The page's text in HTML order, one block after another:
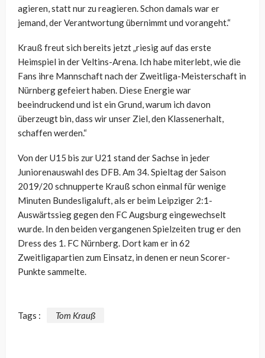
agieren, statt nur zu reagieren. Schon damals war er
jemand, der Verantwortung übernimmt und vorangeht.“
Krauß freut sich bereits jetzt „riesig auf das erste
Heimspiel in der Veltins-Arena. Ich habe miterlebt, wie die
Fans ihre Mannschaft nach der Zweitliga-Meisterschaft in
Nürnberg gefeiert haben. Diese Energie war
beeindruckend und ist ein Grund, warum ich davon
überzeugt bin, dass wir unser Ziel, den Klassenerhalt,
schaffen werden.“
Von der U15 bis zur U21 stand der Sachse in jeder
Juniorenauswahl des DFB. Am 34. Spieltag der Saison
2019/20 schnupperte Krauß schon einmal für wenige
Minuten Bundesligaluft, als er beim Leipziger 2:1-
Auswärtssieg gegen den FC Augsburg eingewechselt
wurde. In den beiden vergangenen Spielzeiten trug er den
Dress des 1. FC Nürnberg. Dort kam er in 62
Zweitligapartien zum Einsatz, in denen er neun Scorer-
Punkte sammelte.
Tags : Tom Krauß